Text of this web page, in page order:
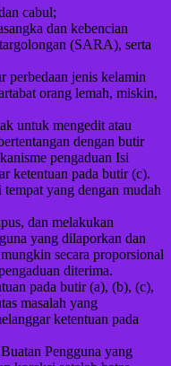
cabul;
dan kebencian
(SARA), serta
perbedaan jenis kelamin
orang lemah, miskin,
untuk mengedit atau
dengan butir
pengaduan Isi
ketentuan pada butir (c).
yang dengan mudah
dan melakukan
yang dilaporkan dan
secara proporsional
diterima.
pada butir (a), (b), (c),
masalah yang
ketentuan pada
Pengguna yang